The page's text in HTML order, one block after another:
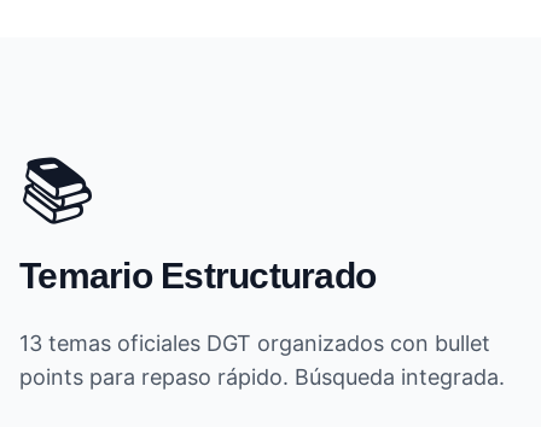
📚
Temario Estructurado
13 temas oficiales DGT organizados con bullet
points para repaso rápido. Búsqueda integrada.